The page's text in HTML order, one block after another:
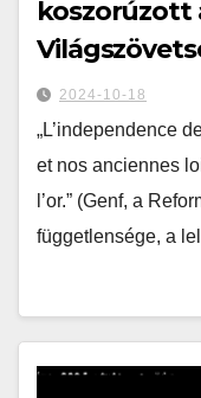
koszorúzott
2024-10-18
„L’independence
et nos anciennes
l’or.” (Genf, a
függetlensége, a